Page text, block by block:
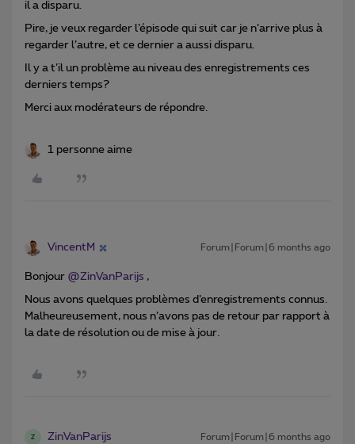
il a disparu.
Pire, je veux regarder l’épisode qui suit car je n’arrive plus à
regarder l’autre, et ce dernier a aussi disparu.
Il y a t’il un problème au niveau des enregistrements ces
derniers temps?
Merci aux modérateurs de répondre.
1 personne aime
VincentM Forum|Forum|6 months ago
Bonjour ​ @ZinVanParijs ,
Nous avons quelques problèmes d’enregistrements connus.
Malheureusement, nous n’avons pas de retour par rapport à
la date de résolution ou de mise à jour.
Z ZinVanParijs Forum|Forum|6 months ago